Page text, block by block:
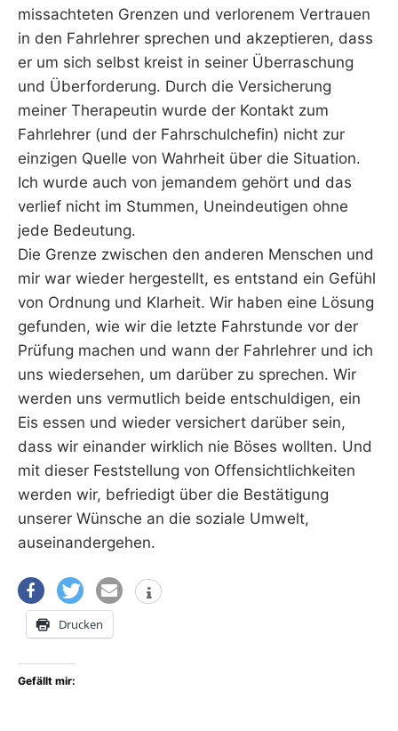
missachteten Grenzen und verlorenem Vertrauen
in den Fahrlehrer sprechen und akzeptieren, dass
er um sich selbst kreist in seiner Überraschung
und Überforderung. Durch die Versicherung
meiner Therapeutin wurde der Kontakt zum
Fahrlehrer (und der Fahrschulchefin) nicht zur
einzigen Quelle von Wahrheit über die Situation.
Ich wurde auch von jemandem gehört und das
verlief nicht im Stummen, Uneindeutigen ohne
jede Bedeutung.
Die Grenze zwischen den anderen Menschen und
mir war wieder hergestellt, es entstand ein Gefühl
von Ordnung und Klarheit. Wir haben eine Lösung
gefunden, wie wir die letzte Fahrstunde vor der
Prüfung machen und wann der Fahrlehrer und ich
uns wiedersehen, um darüber zu sprechen. Wir
werden uns vermutlich beide entschuldigen, ein
Eis essen und wieder versichert darüber sein,
dass wir einander wirklich nie Böses wollten. Und
mit dieser Feststellung von Offensichtlichkeiten
werden wir, befriedigt über die Bestätigung
unserer Wünsche an die soziale Umwelt,
auseinandergehen.
Drucken
Gefällt mir: